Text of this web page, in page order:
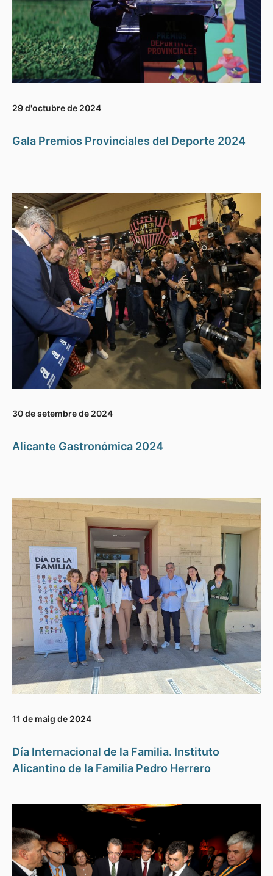
29 d'octubre de 2024
Gala Premios Provinciales del Deporte 2024
30 de setembre de 2024
Alicante Gastronómica 2024
11 de maig de 2024
Día Internacional de la Familia. Instituto
Alicantino de la Familia Pedro Herrero